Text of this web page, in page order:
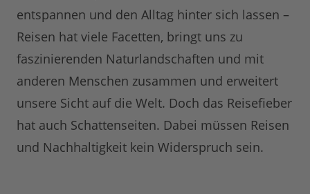
entspannen und den Alltag hinter sich lassen –
Reisen hat viele Facetten, bringt uns zu
faszinierenden Naturlandschaften und mit
anderen Menschen zusammen und erweitert
unsere Sicht auf die Welt. Doch das Reisefieber
hat auch Schattenseiten. Dabei müssen Reisen
und Nachhaltigkeit kein Widerspruch sein.